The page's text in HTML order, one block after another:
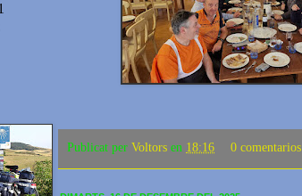
Publicat per Voltors en 18:16 0 comentarios